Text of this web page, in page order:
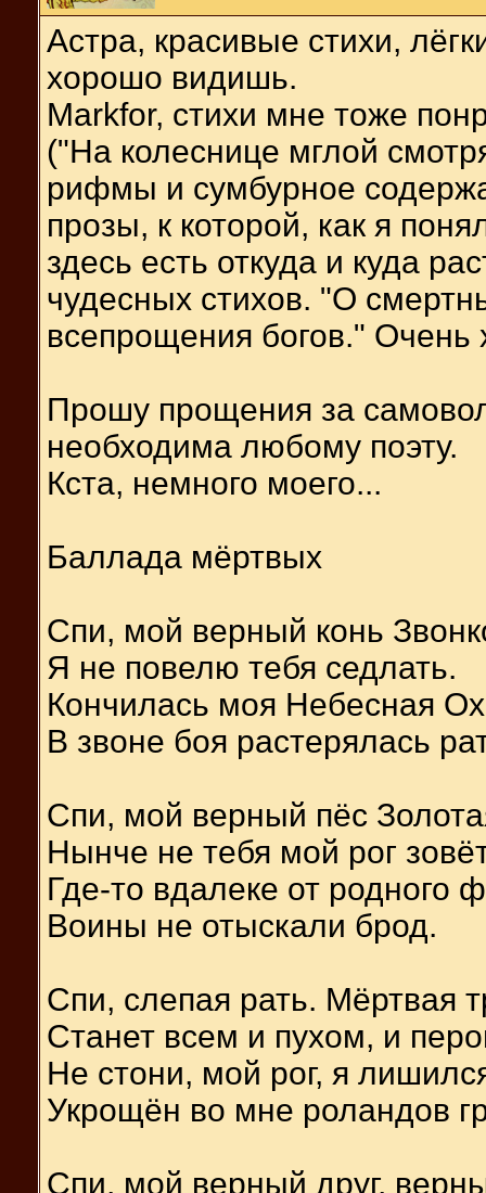
Астра, красивые стихи,
хорошо видишь.
Markfor, стихи мне тоже
("На колеснице мглой
рифмы и сумбурное
прозы, к которой, как я
здесь есть откуда и куда
чудесных стихов. "О
всепрощения богов." Очень
Прошу прощения за
необходима любому поэту.
Кста, немного моего...
Баллада мёртвых
Спи, мой верный конь
Я не повелю тебя седлать.
Кончилась моя Небесная
В звоне боя растерялась
Спи, мой верный пёс
Нынче не тебя мой рог
Где-то вдалеке от родного
Воины не отыскали брод.
Спи, слепая рать. Мёртвая
Станет всем и пухом, и
Не стони, мой рог, я
Укрощён во мне роландов
Спи, мой верный друг,